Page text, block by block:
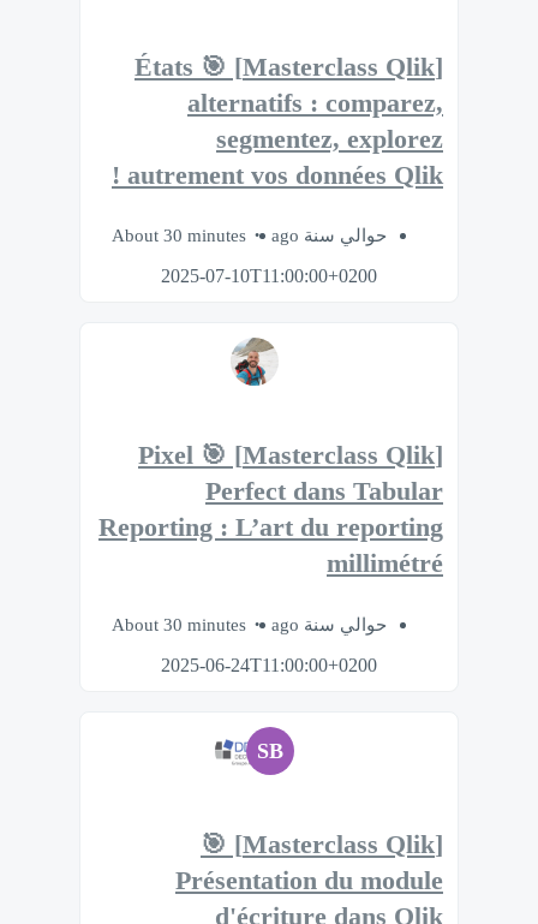
[Masterclass Qlik] 🎯 États
alternatifs : comparez,
segmentez, explorez
autrement vos données Qlik !
حوالي سنة ago
About 30 minutes
2025-07-10T11:00:00+0200
[Masterclass Qlik] 🎯 Pixel
Perfect dans Tabular
Reporting : L’art du reporting
millimétré
حوالي سنة ago
About 30 minutes
2025-06-24T11:00:00+0200
SB
[Masterclass Qlik] 🎯
Présentation du module
d'écriture dans Qlik